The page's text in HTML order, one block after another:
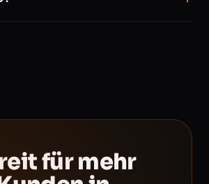
für mehr